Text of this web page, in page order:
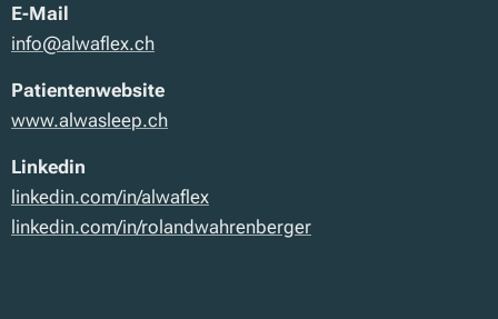
E-Mail
info@alwaflex.ch
Patientenwebsite
www.alwasleep.ch
Linkedin
linkedin.com/in/alwaflex
linkedin.com/in/rolandwahrenberger